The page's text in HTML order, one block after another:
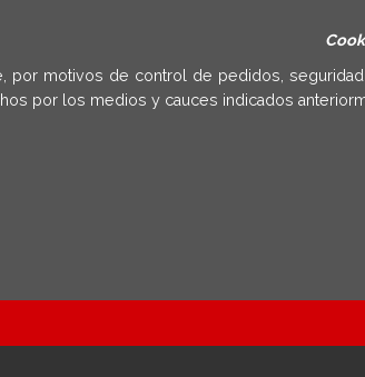
por motivos de control de pedidos,
por los medios y cauces indicados